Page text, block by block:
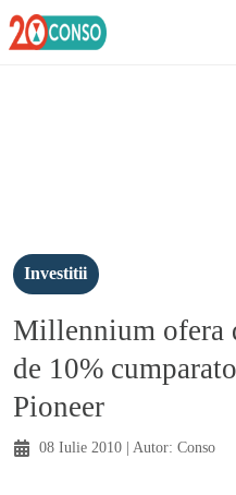
Investitii
Millennium ofera
de 10%
Pioneer
08 Iulie 2010 | Autor: Conso